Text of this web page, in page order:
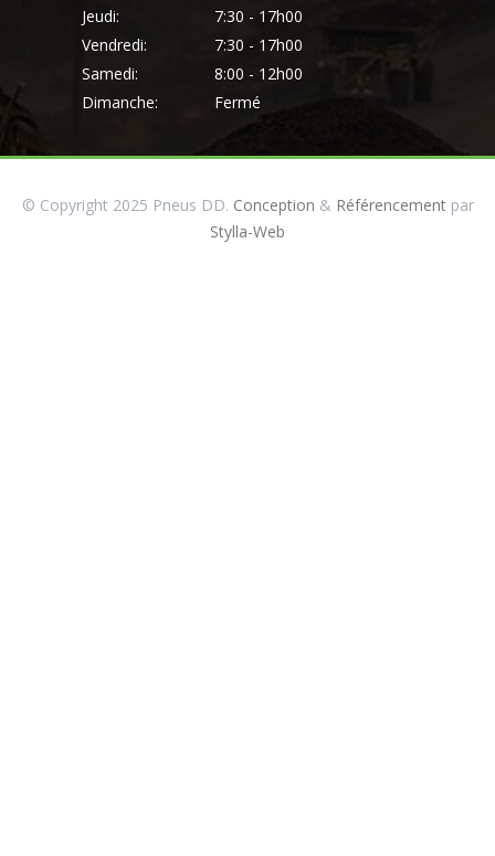
Jeudi:
7:30 - 17h00
Vendredi:
7:30 - 17h00
Samedi:
8:00 - 12h00
Dimanche:
Fermé
© Copyright 2025 Pneus DD. Conception & Référencementpar
Stylla-Web